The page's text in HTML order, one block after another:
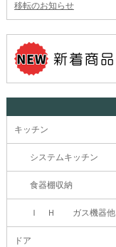
移転のお知らせ
キッチン
システムキッチン
食器棚収納
Ｉ Ｈ ガス機器他
ドア